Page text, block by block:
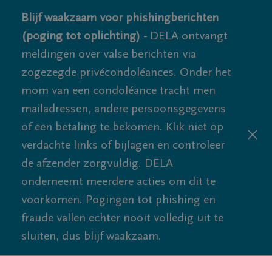
Blijf waakzaam voor phishingberichten
(poging tot oplichting) - DELA ontvangt
meldingen over valse berichten via
zogezegde privécondoléances. Onder het
mom van een condoléance tracht men
mailadressen, andere persoonsgegevens
of een betaling te bekomen. Klik niet op
verdachte links of bijlagen en controleer
de afzender zorgvuldig. DELA
onderneemt meerdere acties om dit te
voorkomen. Pogingen tot phishing en
fraude vallen echter nooit volledig uit te
sluiten, dus blijf waakzaam.